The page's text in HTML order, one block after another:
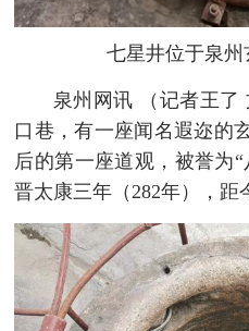
七星井位于泉州
泉州网讯 （记者王了
口巷，有一座闻名遐迩的
后的第一座道观，被誉为
晋太康三年（282年），距